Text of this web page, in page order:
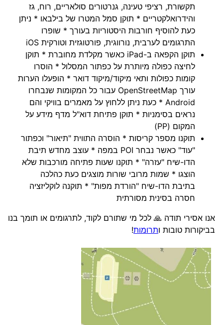
תקשורת, רציפי טעינה, גנרטורים סולאריים, רוח, גז
והידרואלקטריים * תוקן סמל המטרו של בילבאו * ניתן
כעת להוסיף חורבות היסטוריות בעורך * שופרו
התרגומים לערבית, נורווגית, פורטוגזית וטורקית iOS
תוקן הקפאה ב-iPad כאשר מקלדת מחוברת * תוקן
לחיצה כפולה מיותרת על כפתור המסלול * הוסרו
קומות כפולות ותאי מיקוד/מיקוד דואר * הופעלו הערות
עורך OpenStreetMap עבור כל המקומות שנבחרו
Android * כעת ניתן ללחוץ על מאמרים בוויקי והם
נראים בסימניות * תוקן פתיחת דוא"ל מדף מידע על
המקום (PP)
תוקנו מספר קריסות * הוסרה התווית "תיאור" וכפתור
"עוד" כאשר נבחר POI במפה * עוצב מחדש תיבת
הדו-שיח "עזרה" * תוקנו שעות פתיחה מורכבות שלא
הוצגו * שמות מרובי שורות מוצגים כעת כהלכה
בתיבת הדו-שיח "הורדת מפות" * תוקנה לוקליזציה
חסרה בסינית מסורתית
אנו אסירי תודה 🙏 לכל מי שתורם לקוד, לתרגומים או תומך בנו
בביקורות טובות ותרומות!